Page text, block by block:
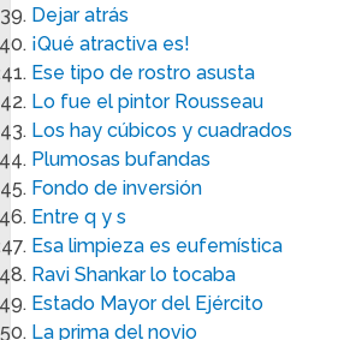
Dejar atrás
¡Qué atractiva es!
Ese tipo de rostro asusta
Lo fue el pintor Rousseau
Los hay cúbicos y cuadrados
Plumosas bufandas
Fondo de inversión
Entre q y s
Esa limpieza es eufemística
Ravi Shankar lo tocaba
Estado Mayor del Ejército
La prima del novio